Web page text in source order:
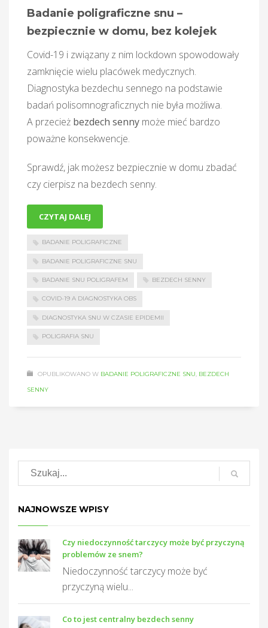
Badanie poligraficzne snu –
bezpiecznie w domu, bez kolejek
Covid-19 i związany z nim lockdown spowodowały
zamknięcie wielu placówek medycznych.
Diagnostyka bezdechu sennego na podstawie
badań polisomnograficznych nie była możliwa.
A przecież bezdech senny może mieć bardzo
poważne konsekwencje.
Sprawdź, jak możesz bezpiecznie w domu zbadać
czy cierpisz na bezdech senny.
BADANIE POLIGRAFICZNE
BADANIE POLIGRAFICZNE SNU
BADANIE SNU POLIGRAFEM BEZDECH SENNY
COVID-19 A DIAGNOSTYKA OBS
DIAGNOSTYKA SNU W CZASIE EPIDEMII
POLIGRAFIA SNU
CZYTAJ DALEJ
OPUBLIKOWANO W BADANIE POLIGRAFICZNE SNU BEZDECH
SENNY
NAJNOWSZE WPISY
Czy niedoczynność tarczycy może być przyczyną
problemów ze snem?
Niedoczynność tarczycy może być
przyczyną wielu...
Co to jest centralny bezdech senny